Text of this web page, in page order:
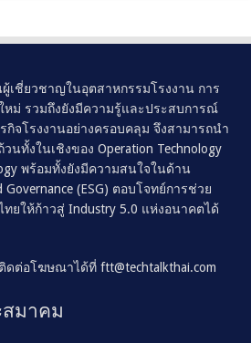
ผู้เชี่ยวชาญในอุตสาหกรรมโรงงาน การ
หม่ รวมถึงยังมีความรู้และประสบการณ์
จโรงงานอย่างครอบคลุม จึงสามารถนำ
นทั้งในเชิงของ Operation Technology
พร้อมทั้งยังมีความสนใจในด้าน
Governance (ESG) ตอบโจทย์การช่วย
ยให้ก้าวสู่ Industry 5.0 แห่งอนาคตได้
ติดต่อโฆษณาได้ที่ftt@techtalkthai.com
มาคม